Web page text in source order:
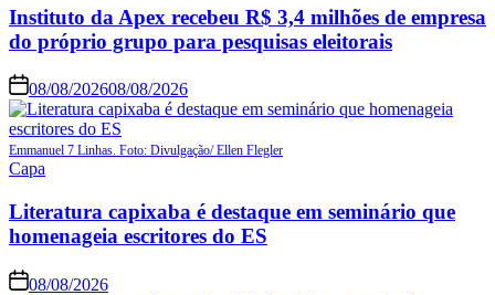
Instituto da Apex recebeu R$ 3,4 milhões de empresa
do próprio grupo para pesquisas eleitorais
08/08/202608/08/2026
Emmanuel 7 Linhas. Foto: Divulgação/ Ellen Flegler
Capa
Literatura capixaba é destaque em seminário que
homenageia escritores do ES
08/08/2026